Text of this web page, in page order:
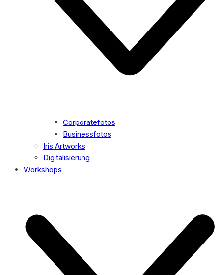
Corporatefotos
Businessfotos
Iris Artworks
Digitalisierung
Workshops